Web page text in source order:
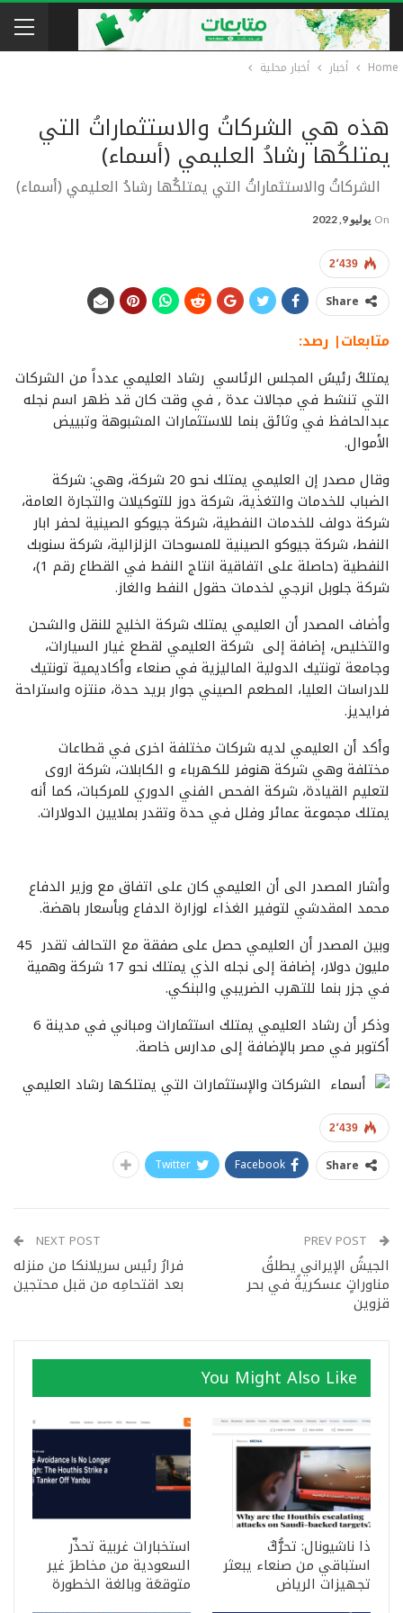
Home أخبار أخبار محلية
هذه هي الشركاتُ والاستثماراتُ التي
يمتلكُها رشادُ العليمي (أسماء)
الشركاتُ والاستثماراتُ التي يمتلكُها رشادُ العليمي (أسماء)
On يوليو 9, 2022
2٬439
Share
متابعات| رصد:
يمتلكُ رئيسُ المجلس الرئاسي رشاد العليمي عدداً من الشركات
التي تنشط في مجالات عدة , في وقت كان قد ظهر اسم نجله
عبدالحافظ في وثائق بنما للاستثمارات المشبوهة وتبييض
الأموال.
وقال مصدر إن العليمي يمتلك نحو 20 شركة، وهي: شركة
الضباب للخدمات والتغذية، شركة دوز للتوكيلات والتجارة العامة،
شركة دولف للخدمات النفطية، شركة جيوكو الصينية لحفر ابار
النفط، شركة جيوكو الصينية للمسوحات الزلزالية، شركة سنوبك
النفطية (حاصلة على اتفاقية انتاج النفط في القطاع رقم 1)،
شركة جلوبل انرجي لخدمات حقول النفط والغاز.
وأضاف المصدر أن العليمي يمتلك شركة الخليج للنقل والشحن
والتخليص، إضافة إلى شركة العليمي لقطع غيار السيارات،
وجامعة تونتيك الدولية الماليزية في صنعاء وأكاديمية تونتيك
للدراسات العليا، المطعم الصيني جوار بريد حدة، منتزه واستراحة
فرايديز.
وأكد أن العليمي لديه شركات مختلفة اخرى في قطاعات
مختلفة وهي شركة هنوفر للكهرباء و الكابلات، شركة اروى
لتعليم القيادة، شركة الفحص الفني الدوري للمركبات، كما أنه
يمتلك مجموعة عمائر وفلل في حدة وتقدر بملايين الدولارات.
وأشار المصدر الى أن العليمي كان على اتفاق مع وزير الدفاع
محمد المقدشي لتوفير الغذاء لوزارة الدفاع وبأسعار باهضة.
وبين المصدر أن العليمي حصل على صفقة مع التحالف تقدر 45
مليون دولار، إضافة إلى نجله الذي يمتلك نحو 17 شركة وهمية
في جزر بنما للتهرب الضريبي والبنكي.
وذكر أن رشاد العليمي يمتلك استثمارات ومباني في مدينة 6
أكتوبر في مصر بالإضافة إلى مدارس خاصة.
2٬439
Share
Facebook
Twitter
الجيشُ الإيراني يطلقُ
مناوراتٍ عسكريةً في بحر
قزوين
NEXT POST
فرارُ رئيس سريلانكا من منزله
بعد اقتحامِه من قبل محتجين
You Might Also Like
ذا ناشيونال: تحرُّكٌ
استباقي من صنعاء يبعثر
تجهيزات الرياض
استخبارات غربية تحذّر
السعودية من مخاطرَ غير
متوقعَة وبالغة الخطورة